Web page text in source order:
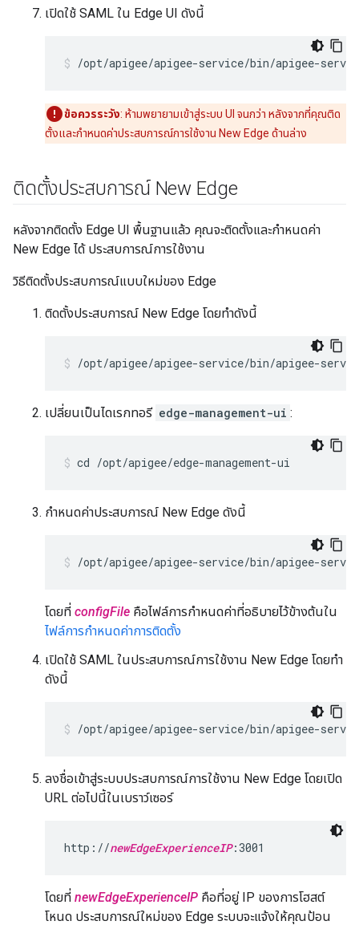
เปิดใช้ SAML ใน Edge UI ดังนี้
/opt/apigee/apigee-service/bin/apigee-
ข้อควรระวัง: ห้ามพยายามเข้าสู่ระบบ UI จนกว่า หลังจากที่คุณติด
ตั้งและกำหนดค่าประสบการณ์การใช้งาน New Edge ด้านล่าง
ติดตั้งประสบการณ์ New Edge
หลังจากติดตั้ง Edge UI พื้นฐานแล้ว คุณจะติดตั้งและกำหนดค่า
New Edge ได้ ประสบการณ์การใช้งาน
วิธีติดตั้งประสบการณ์แบบใหม่ของ Edge
ติดตั้งประสบการณ์ New Edge โดยทำดังนี้
/opt/apigee/apigee-service/bin/apigee-
เปลี่ยนเป็นไดเรกทอรี edge-management-ui :
cd /opt/apigee/edge-management-ui
กำหนดค่าประสบการณ์ New Edge ดังนี้
/opt/apigee/apigee-service/bin/apigee-
โดยที่ configFile คือไฟล์การกำหนดค่าที่อธิบายไว้ข้างต้นใน
ไฟล์การกำหนดค่าการติดตั้ง
เปิดใช้ SAML ในประสบการณ์การใช้งาน New Edge โดยทำ
ดังนี้
/opt/apigee/apigee-service/bin/apigee-
ลงชื่อเข้าสู่ระบบประสบการณ์การใช้งาน New Edge โดยเปิด
URL ต่อไปนี้ในเบราว์เซอร์
http://newEdgeExperienceIP:3001
โดยที่ newEdgeExperienceIP คือที่อยู่ IP ของการโฮสต์
โหนด ประสบการณ์ใหม่ของ Edge ระบบจะแจ้งให้คุณป้อน